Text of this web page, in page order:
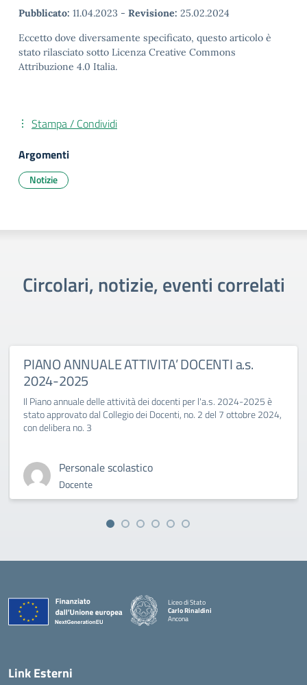
Pubblicato: 11.04.2023 - Revisione: 25.02.2024
Eccetto dove diversamente specificato, questo articolo è
stato rilasciato sotto Licenza Creative Commons
Attribuzione 4.0 Italia.
Stampa / Condividi
Argomenti
Notizie
Circolari, notizie, eventi correlati
PIANO ANNUALE ATTIVITA’ DOCENTI a.s.
2024-2025
Il Piano annuale delle attività dei docenti per l'a.s. 2024-2025 è
stato approvato dal Collegio dei Docenti, no. 2 del 7 ottobre 2024,
con delibera no. 3
Personale scolastico
Docente
Liceo di Stato
Carlo Rinaldini
Ancona
Link Esterni